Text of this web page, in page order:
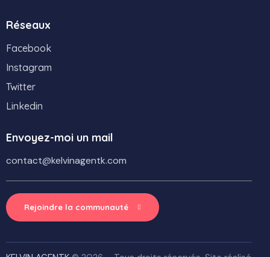
Envoyez-moi un mail
contact@kelvinagentk.com
Rejoindre la communauté
Réseaux
Facebook
Instagram
Twitter
Linkedin